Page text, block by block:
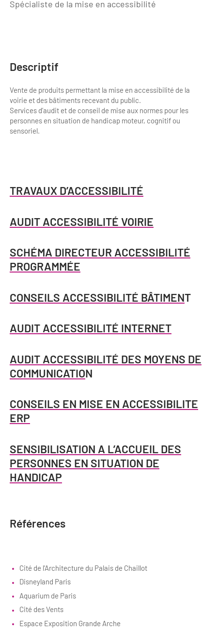
Bilan des actions de professionnalisation
Améliorer la qualité
Partage d'expériences professionnelles
Labels, Certifications et Normes
Accessibilité
Nos publics en situation de handicap
Le Label Villes et Villages Fleuris
S'investir dans le label
Remise des Prix
Golfs
Logistique
Agences Réceptives et évènementielles
Guides et interprètes
Services, Wifi, cartes
Magazine Paris Region
Newsletter BtoB
Institutionnels du tourisme
Grands Evènements
Spécialiste de la mise en accessibilité
Descriptif
Vente de produits permettant la mise en accessibilité de la
voirie et des bâtiments recevant du public.
Services d’audit et de conseil de mise aux normes pour les
personnes en situation de handicap moteur, cognitif ou
sensoriel.
TRAVAUX D’ACCESSIBILITÉ
AUDIT ACCESSIBILITÉ VOIRIE
SCHÉMA DIRECTEUR ACCESSIBILITÉ
PROGRAMMÉE
CONSEILS ACCESSIBILITÉ BÂTIMENT
AUDIT ACCESSIBILITÉ INTERNET
AUDIT ACCESSIBILITÉ DES MOYENS DE
COMMUNICATION
CONSEILS EN MISE EN ACCESSIBILITE
ERP
SENSIBILISATION A L’ACCUEIL DES
PERSONNES EN SITUATION DE
HANDICAP
Références
Cité de l'Architecture du Palais de Chaillot
Disneyland Paris
Aquarium de Paris
Cité des Vents
Espace Exposition Grande Arche